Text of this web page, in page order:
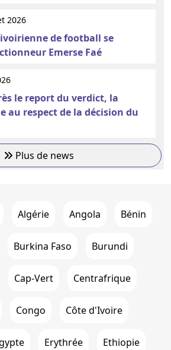
2026
de football se
Emerse Faé
le report du verdict, la
au respect de la décision du
Plus de news
Algérie Angola Bénin
Burkina Faso Burundi
Cap-Vert Centrafrique
Congo Côte d'Ivoire
Erythrée Ethiopie